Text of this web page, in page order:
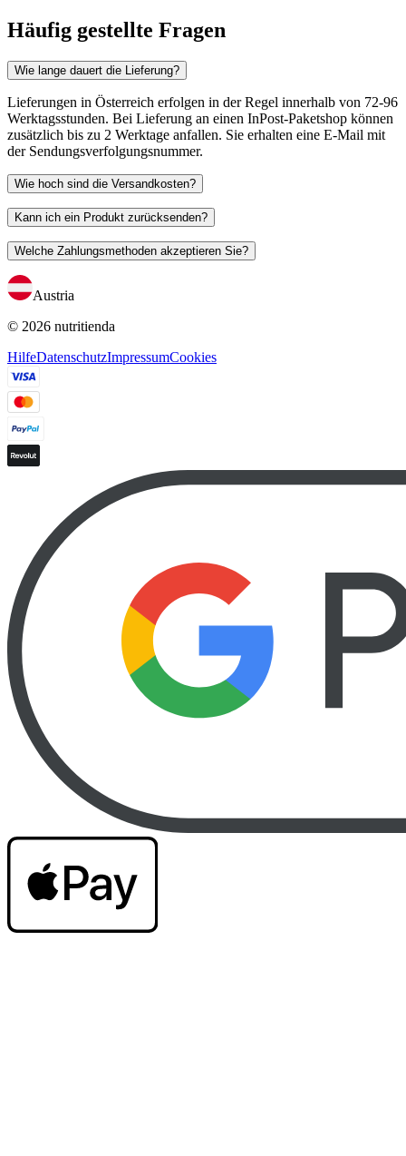
Häufig gestellte Fragen
Wie lange dauert die Lieferung?
Lieferungen in Österreich erfolgen in der Regel innerhalb von 72-96
Werktagsstunden. Bei Lieferung an einen InPost-Paketshop können
zusätzlich bis zu 2 Werktage anfallen. Sie erhalten eine E-Mail mit
der Sendungsverfolgungsnummer.
Wie hoch sind die Versandkosten?
Kann ich ein Produkt zurücksenden?
Welche Zahlungsmethoden akzeptieren Sie?
Austria
© 2026 nutritienda
HilfeDatenschutzImpressumCookies